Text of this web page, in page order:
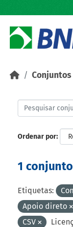
Ordenar por
1
Etiquetas:
Apoio direto
CSV